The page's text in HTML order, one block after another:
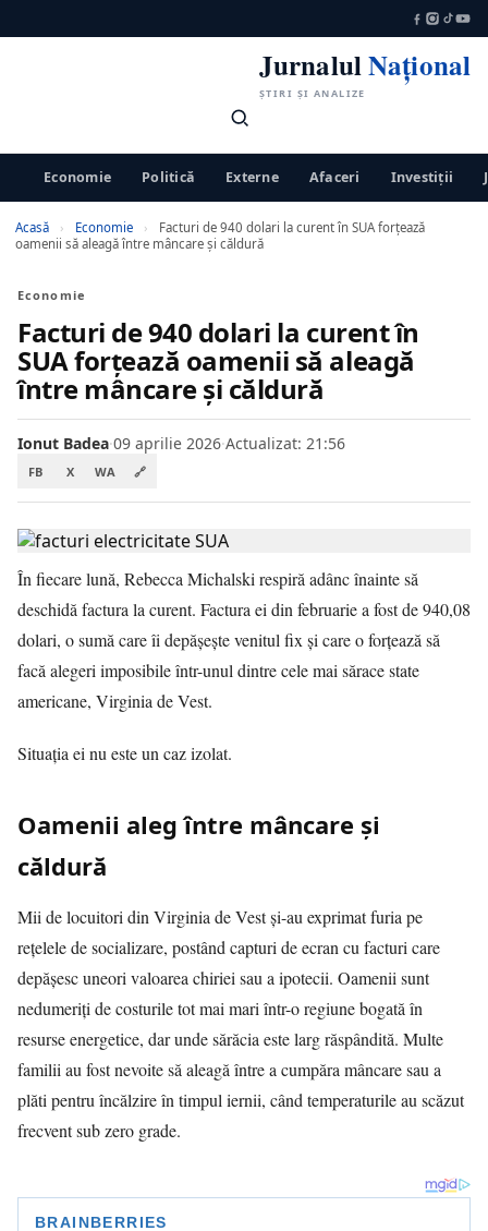
JurnalulNațional
ȘTIRI ȘI ANALIZE
Economie Politică Externe Afaceri Investiții
Acasă › Economie ›
Facturi de 940 dolari la curent în SUA forțează
oamenii să aleagă între mâncare și căldură
Economie
Facturi de 940 dolari la curent în
SUA forțează oamenii să aleagă
între mâncare și căldură
Ionut Badea·09 aprilie 2026·Actualizat: 21:56
FB X WA 🔗
În fiecare lună, Rebecca Michalski respiră adânc înainte să
deschidă factura la curent. Factura ei din februarie a fost de 940,08
dolari, o sumă care îi depășește venitul fix și care o forțează să
facă alegeri imposibile într-unul dintre cele mai sărace state
americane, Virginia de Vest.
Situația ei nu este un caz izolat.
Oamenii aleg între mâncare și
căldură
Mii de locuitori din Virginia de Vest și-au exprimat furia pe
rețelele de socializare, postând capturi de ecran cu facturi care
depășesc uneori valoarea chiriei sau a ipotecii. Oamenii sunt
nedumeriți de costurile tot mai mari într-o regiune bogată în
resurse energetice, dar unde sărăcia este larg răspândită. Multe
familii au fost nevoite să aleagă între a cumpăra mâncare sau a
plăti pentru încălzire în timpul iernii, când temperaturile au scăzut
frecvent sub zero grade.